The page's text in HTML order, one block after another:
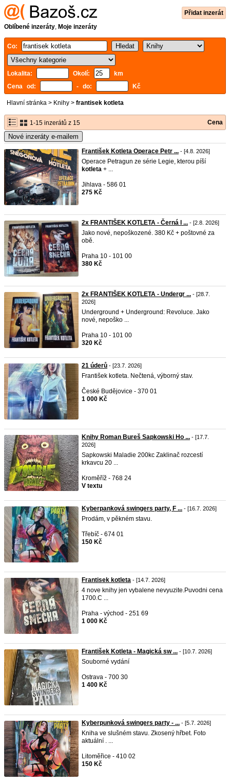
Přidat inzerát
Oblíbené inzeráty, Moje inzeráty
Co:
Lokalita: Okolí:
km
Cena od:
- do: Kč
Hlavní stránka > Knihy > frantisek kotleta
1-15 inzerátů z 15 Cena
Nové inzeráty e-mailem
František Kotleta Operace Petr ... - [4.8. 2026]
Operace Petragun ze série Legie, kterou píší
kotleta + ...
Jihlava - 586 01
275 Kč
2x FRANTIŠEK KOTLETA - Černá l ... - [2.8. 2026]
Jako nové, nepoškozené. 380 Kč + poštovné za
obě.
Praha 10 - 101 00
380 Kč
2x FRANTIŠEK KOTLETA - Undergr ... - [28.7.
2026]
Underground + Underground: Revoluce. Jako
nové, nepoško ...
Praha 10 - 101 00
320 Kč
21 úderů - [23.7. 2026]
František kotleta. Nečtená, výborný stav.
České Budějovice - 370 01
1 000 Kč
Knihy Roman Bureš Sapkowski Ho ... - [17.7.
2026]
Sapkowski Maladie 200kc Zaklinač rozcestí
krkavcu 20 ...
Kroměříž - 768 24
V textu
Kyberpanková swingers party, F ... - [16.7. 2026]
Prodám, v pěkném stavu.
Třebíč - 674 01
150 Kč
Frantisek kotleta - [14.7. 2026]
4 nove knihy jen vybalene nevyuzite.Puvodni cena
1700.C ...
Praha - východ - 251 69
1 000 Kč
František Kotleta - Magická sw ... - [10.7. 2026]
Souborné vydání
Ostrava - 700 30
1 400 Kč
Kyberpunková swingers party - ... - [5.7. 2026]
Kniha ve slušném stavu. Zkosený hřbet. Foto
aktuální . ...
Litoměřice - 410 02
150 Kč